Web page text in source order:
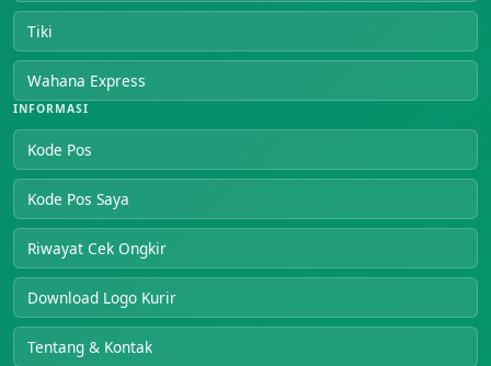
Tiki
Wahana Express
INFORMASI
Kode Pos
Kode Pos Saya
Riwayat Cek Ongkir
Download Logo Kurir
Tentang & Kontak